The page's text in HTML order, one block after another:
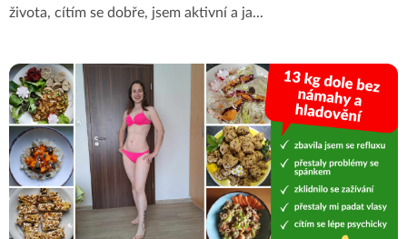
života, cítím se dobře, jsem aktivní a ja...